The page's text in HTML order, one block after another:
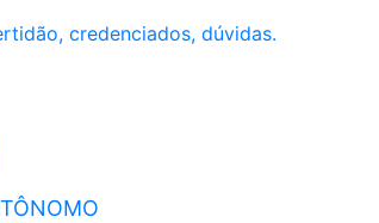
credenciados, dúvidas.